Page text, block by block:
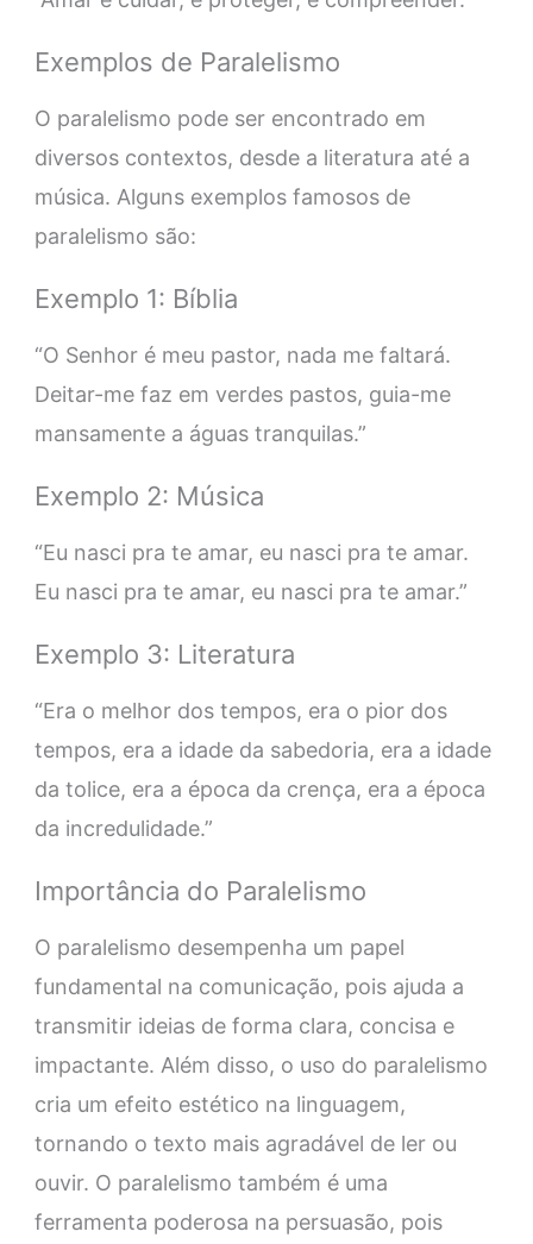
Exemplos de Paralelismo
O paralelismo pode ser encontrado em
diversos contextos, desde a literatura até a
música. Alguns exemplos famosos de
paralelismo são:
Exemplo 1: Bíblia
“O Senhor é meu pastor, nada me faltará.
Deitar-me faz em verdes pastos, guia-me
mansamente a águas tranquilas.”
Exemplo 2: Música
“Eu nasci pra te amar, eu nasci pra te amar.
Eu nasci pra te amar, eu nasci pra te amar.”
Exemplo 3: Literatura
“Era o melhor dos tempos, era o pior dos
tempos, era a idade da sabedoria, era a idade
da tolice, era a época da crença, era a época
da incredulidade.”
Importância do Paralelismo
O paralelismo desempenha um papel
fundamental na comunicação, pois ajuda a
transmitir ideias de forma clara, concisa e
impactante. Além disso, o uso do paralelismo
cria um efeito estético na linguagem,
tornando o texto mais agradável de ler ou
ouvir. O paralelismo também é uma
ferramenta poderosa na persuasão, pois